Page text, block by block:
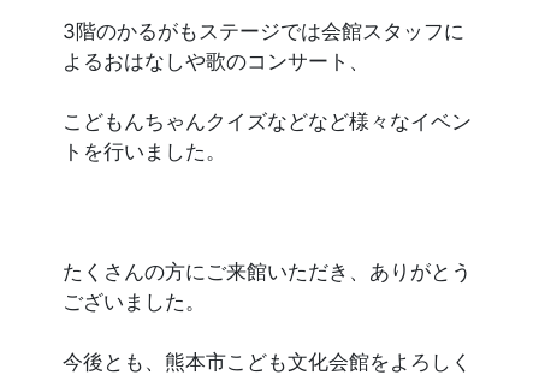
3階のかるがもステージでは会館スタッフに
よるおはなしや歌のコンサート、
こどもんちゃんクイズなどなど様々なイベン
トを行いました。
たくさんの方にご来館いただき、ありがとう
ございました。
今後とも、熊本市こども文化会館をよろしく